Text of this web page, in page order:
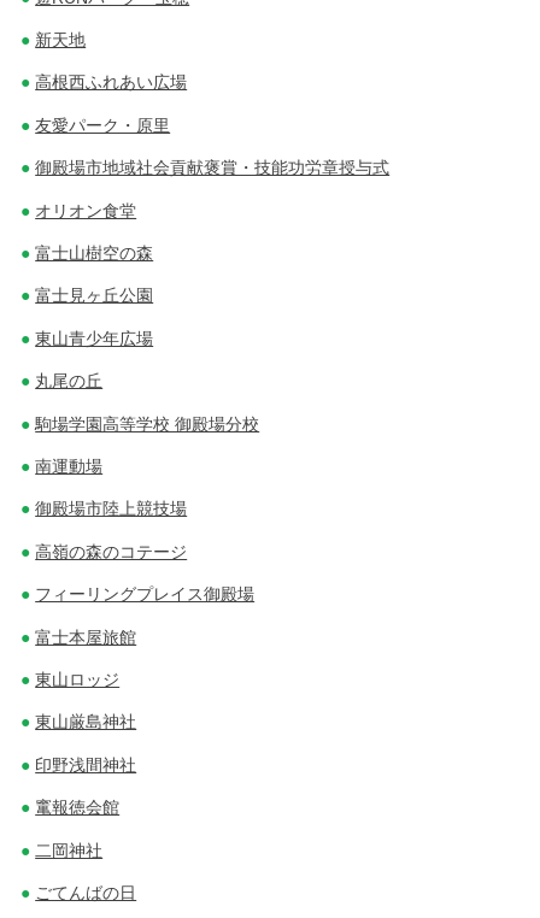
新天地
高根西ふれあい広場
友愛パーク・原里
御殿場市地域社会貢献褒賞・技能功労章授与式
オリオン食堂
富士山樹空の森
富士見ヶ丘公園
東山青少年広場
丸尾の丘
駒場学園高等学校 御殿場分校
南運動場
御殿場市陸上競技場
高嶺の森のコテージ
フィーリングプレイス御殿場
富士本屋旅館
東山ロッジ
東山厳島神社
印野浅間神社
竃報徳会館
二岡神社
ごてんばの日